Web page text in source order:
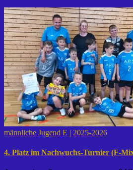
männliche Jugend E | 2025-2026
4. Platz im Nachwuchs-Turnier (F-